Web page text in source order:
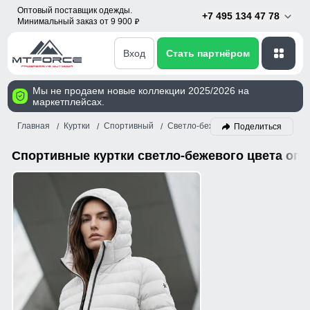
Оптовый поставщик одежды.
Минимальный заказ от 9 900 p
+7 495 134 47 78
Вход Стать партнёром
Мы не продаем новые коллекции 2025/2026 на
маркетплейсах.
Главная Куртки Спортивный Светло-бежевый Поделиться
Спортивные куртки светло-бежевого цвета